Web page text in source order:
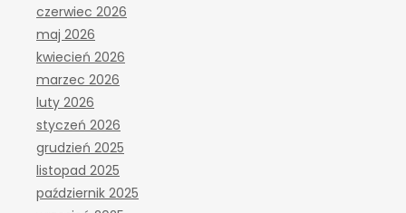
czerwiec 2026
maj 2026
kwiecień 2026
marzec 2026
luty 2026
styczeń 2026
grudzień 2025
listopad 2025
październik 2025